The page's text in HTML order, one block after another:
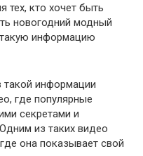
тех, кто хочет быть
новогодний модный
информацию
информации
где популярные
секретами и
из таких видео
она показывает свой